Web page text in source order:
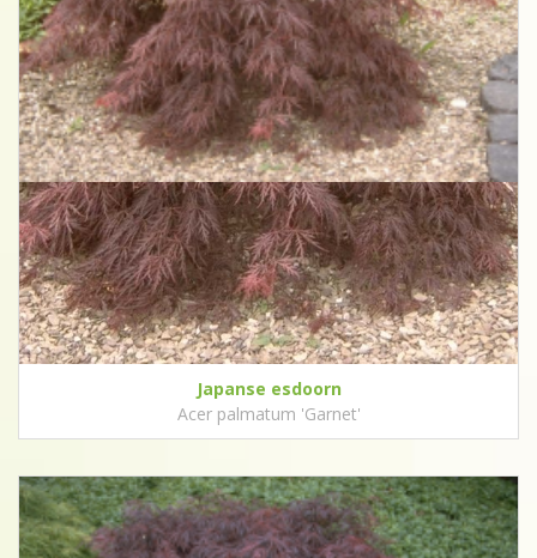
Japanse esdoorn
Acer palmatum 'Garnet'